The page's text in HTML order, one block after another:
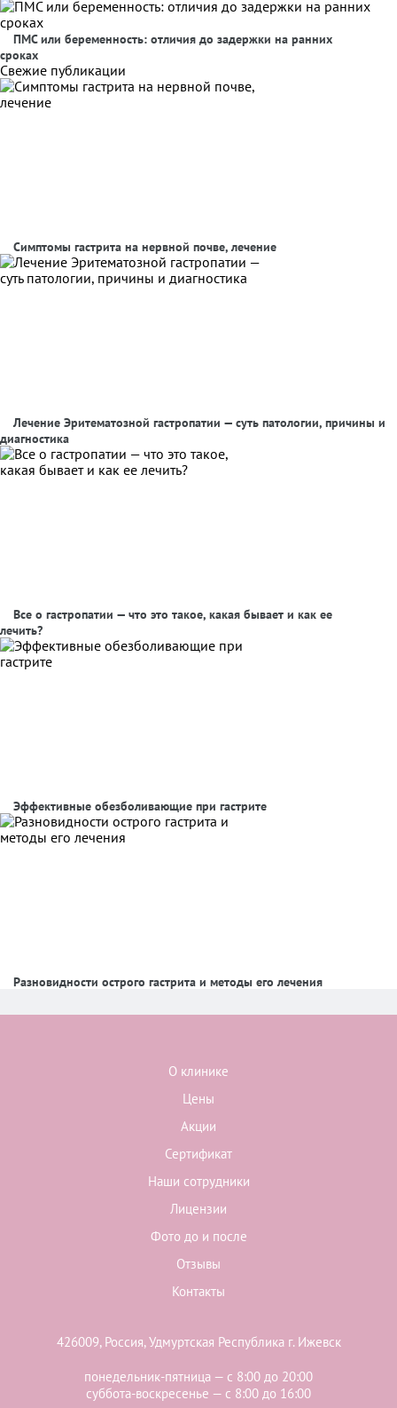
ПМС или беременность: отличия до задержки на ранних
сроках
Свежие публикации
Симптомы гастрита на нервной почве, лечение
Лечение Эритематозной гастропатии — суть патологии, причины и
диагностика
Все о гастропатии — что это такое, какая бывает и как ее
лечить?
Эффективные обезболивающие при гастрите
Разновидности острого гастрита и методы его лечения
О клинике
Цены
Акции
Сертификат
Наши сотрудники
Лицензии
Фото до и после
Отзывы
Контакты
426009, Россия, Удмуртская Республика г. Ижевск
понедельник-пятница — с 8:00 до 20:00
суббота-воскресенье — с 8:00 до 16:00